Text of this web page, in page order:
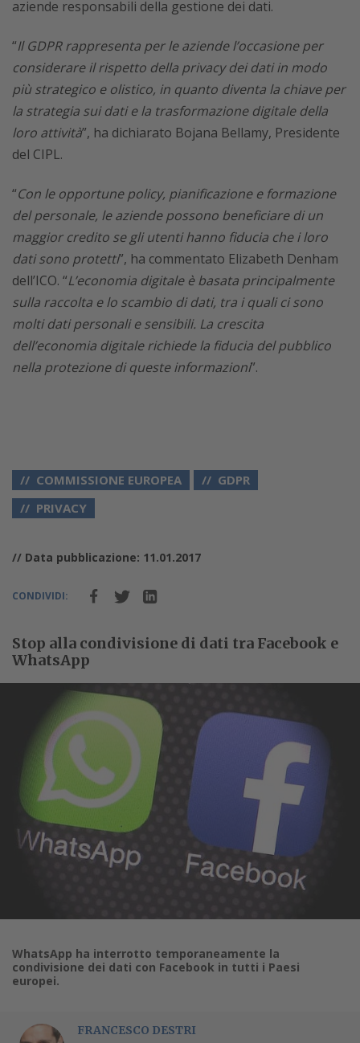
aziende responsabili della gestione dei dati.
“Il GDPR rappresenta per le aziende l’occasione per
considerare il rispetto della privacy dei dati in modo
più strategico e olistico, in quanto diventa la chiave per
la strategia sui dati e la trasformazione digitale della
loro attività”, ha dichiarato Bojana Bellamy, Presidente
del CIPL.
“Con le opportune policy, pianificazione e formazione
del personale, le aziende possono beneficiare di un
maggior credito se gli utenti hanno fiducia che i loro
dati sono protetti”, ha commentato Elizabeth Denham
dell’ICO. “L’economia digitale è basata principalmente
sulla raccolta e lo scambio di dati, tra i quali ci sono
molti dati personali e sensibili. La crescita
dell’economia digitale richiede la fiducia del pubblico
nella protezione di queste informazioni”.
COMMISSIONE EUROPEA
GDPR
PRIVACY
// Data pubblicazione: 11.01.2017
CONDIVIDI:
Stop alla condivisione di dati tra Facebook e
WhatsApp
WhatsApp ha interrotto temporaneamente la
condivisione dei dati con Facebook in tutti i Paesi
europei.
FRANCESCO DESTRI